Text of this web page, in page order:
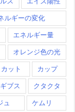
ルギーの変化
エネルギー量
オレンジ色の光
カット カップ
ギブス クタクタ
ュ ケムリ